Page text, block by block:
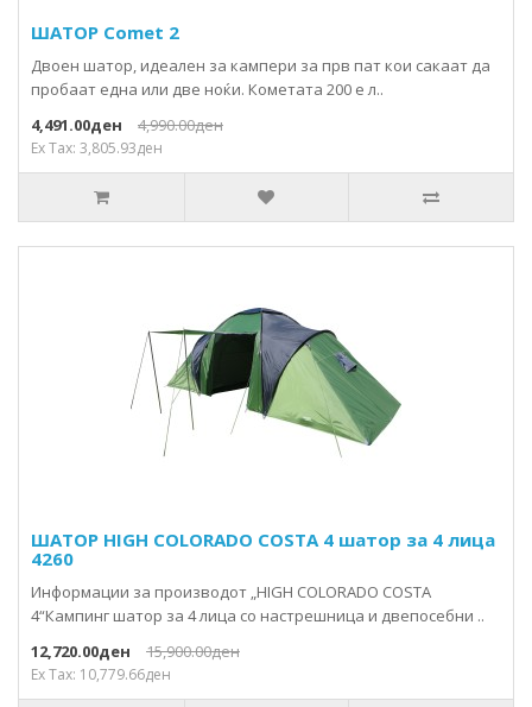
ШАТОР Comet 2
Двоен шатор, идеален за кампери за прв пат кои сакаат да
пробаат една или две ноќи. Кометата 200 е л..
4,491.00ден
4,990.00ден
Ex Tax: 3,805.93ден
ШАТОР HIGH COLORADO COSTA 4 шатор за 4 лица
4260
Информации за производот „HIGH COLORADO COSTA
4“Кампинг шатор за 4 лица со настрешница и двепосебни ..
12,720.00ден
15,900.00ден
Ex Tax: 10,779.66ден